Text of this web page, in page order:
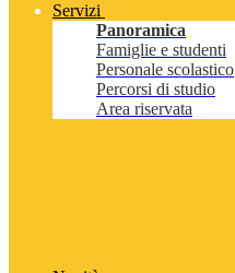
Servizi
Panoramica
Famiglie e studenti
Personale scolastico
Percorsi di studio
Area riservata